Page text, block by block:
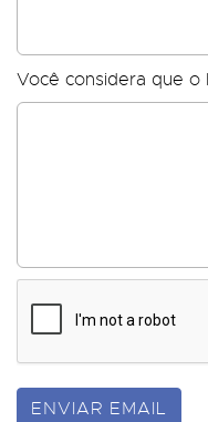
Você considera que
ENVIAR EMAIL